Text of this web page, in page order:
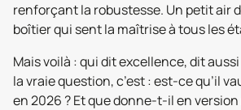
renforçant la robustesse. Un petit air
boîtier qui sent la maîtrise à tous les
Mais voilà : qui dit excellence, dit
la vraie question, c’est : est-ce qu’il
en 2026 ? Et que donne-t-il en